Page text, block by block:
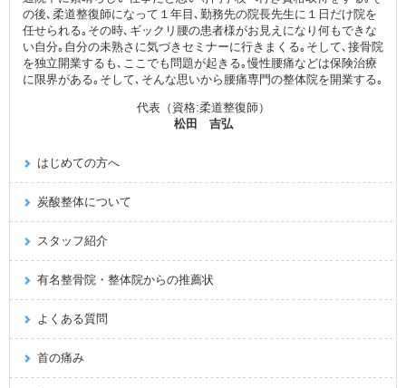
の後､柔道整復師になって１年目､勤務先の院長先生に１日だけ院を
任せられる｡その時､ギックリ腰の患者様がお見えになり何もできな
い自分｡自分の未熟さに気づきセミナーに行きまくる｡そして､接骨院
を独立開業するも､ここでも問題が起きる｡慢性腰痛などは保険治療
に限界がある｡そして､そんな思いから腰痛専門の整体院を開業する｡
代表（資格:柔道整復師）
松田 吉弘
はじめての方へ
炭酸整体について
スタッフ紹介
有名整骨院・整体院からの推薦状
よくある質問
首の痛み